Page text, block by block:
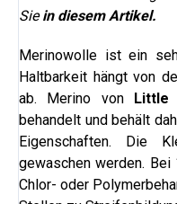
Siein diesem Artikel.
Merinowolle ist ein
Haltbarkeit hängt von
ab. Merino von Little
behandelt und behält
Eigenschaften. Die
gewaschen werden. Bei
Chlor- oder